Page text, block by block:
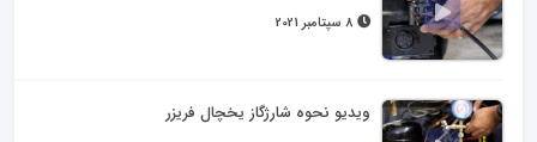
ویدیو نحوه شارژگاز یخچال فریزر